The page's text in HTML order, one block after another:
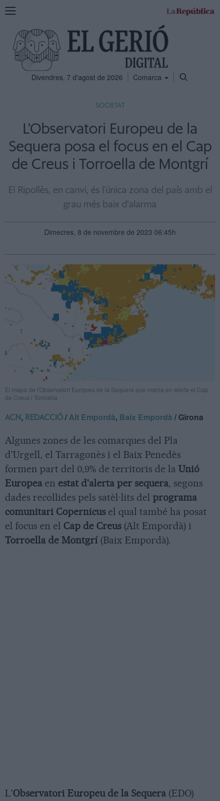
Mostra
navegació
Divendres, 7 d'agost de 2026 Comarca
SOCIETAT
L'Observatori Europeu de la
Sequera posa el focus en el Cap
de Creus i Torroella de Montgrí
El Ripollès, en canvi, és l'única zona del país amb el
grau més baix d'alarma
Dimecres, 8 de novembre de 2023 06:45h
El mapa de l'Observatori Europeu de la Sequera que marca en alerta el Cap
de Creus i Torroella
ACN, REDACCIÓ /Alt Empordà, Baix Empordà / Girona
Algunes zones de les comarques del Pla
d'Urgell, el Tarragonès i el Baix Penedès
formen part del 0,9% de territoris de la Unió
Europea en estat d'alerta per sequera, segons
dades recollides pels satèl·lits del programa
comunitari Copernicus el qual també ha posat
el focus en el Cap de Creus (Alt Empordà) i
Torroella de Montgrí (Baix Empordà).
L'Observatori Europeu de la Sequera (EDO)